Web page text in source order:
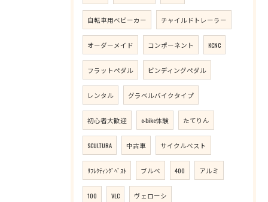
自転車用ベビーカー チャイルドトレーラー
オーダーメイド コンポーネント KCNC
フラットペダル ビンディングペダル
レンタル グラベルバイクタイプ
初心者大歓迎 e-bike体験 たてりん
SCULTURA 中古車 サイクルベスト
ﾘﾌﾚｸﾃｨﾝｸﾞﾍﾞｽﾄ ブルベ 400 アルミ
100 VLC ヴェローシ